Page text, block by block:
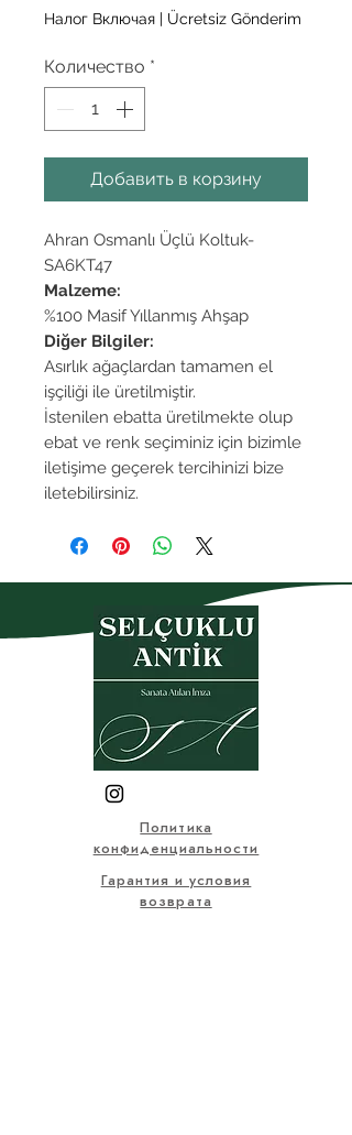
Налог Включая | Ücretsiz Gönderim
Количество *
Добавить в корзину
Ahran Osmanlı Üçlü Koltuk-
SA6KT47
Malzeme:
%100 Masif Yıllanmış Ahşap
Diğer Bilgiler:
Asırlık ağaçlardan tamamen el
işçiliği ile üretilmiştir.
İstenilen ebatta üretilmekte olup
ebat ve renk seçiminiz için bizimle
iletişime geçerek tercihinizi bize
iletebilirsiniz.
Политика
конфиденциальности
Гарантия и условия
возврата